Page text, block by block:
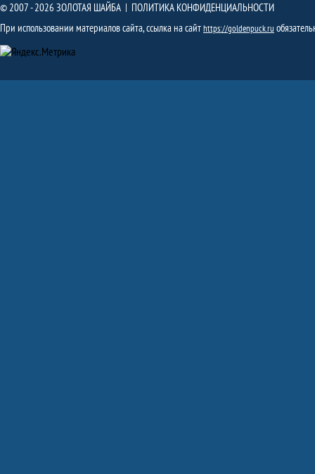
© 2007 - 2026 ЗОЛОТАЯ ШАЙБА | ПОЛИТИКА КОНФИДЕНЦИАЛЬНОСТИ
При использовании материалов сайта, ссылка на сайтhttps://goldenpuck.ru